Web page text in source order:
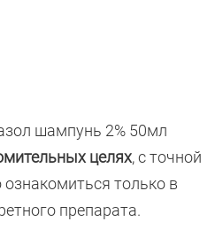
шампунь 2% 50мл
целях, с точной
только в
препарата.